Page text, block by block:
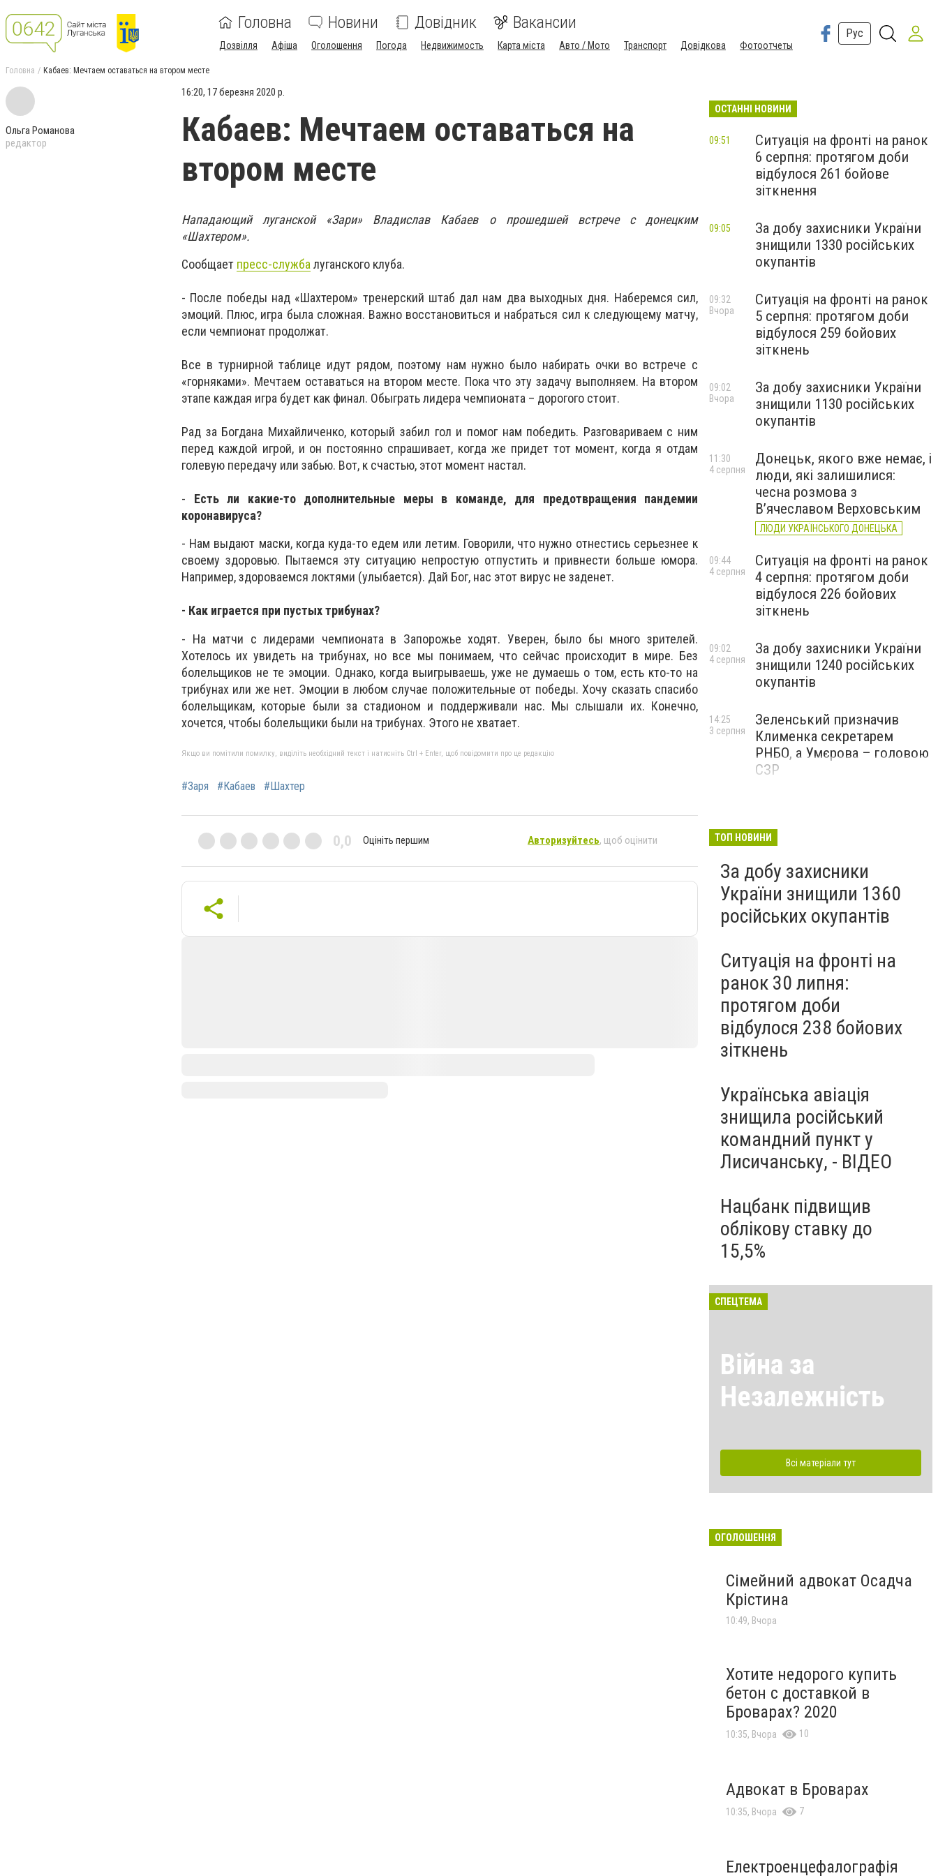
Головна Новини Довідник Вакансии
Дозвілля Афіша Оголошення Погода Недвижимость Карта міста Авто / Мото Транспорт Довідкова Фотоотчеты
Рус
Головна Кабаев: Мечтаем оставаться на втором месте
Ольга Романова
редактор
16:20, 17 березня 2020 р.
Кабаев: Мечтаем оставаться на
втором месте
Нападающий луганской «Зари» Владислав Кабаев о прошедшей встрече с донецким
«Шахтером».
Сообщает пресс-служба луганского клуба.
- После победы над «Шахтером» тренерский штаб дал нам два выходных дня. Наберемся сил,
эмоций. Плюс, игра была сложная. Важно восстановиться и набраться сил к следующему матчу,
если чемпионат продолжат.
Все в турнирной таблице идут рядом, поэтому нам нужно было набирать очки во встрече с
«горняками». Мечтаем оставаться на втором месте. Пока что эту задачу выполняем. На втором
этапе каждая игра будет как финал. Обыграть лидера чемпионата – дорогого стоит.
Рад за Богдана Михайличенко, который забил гол и помог нам победить. Разговариваем с ним
перед каждой игрой, и он постоянно спрашивает, когда же придет тот момент, когда я отдам
голевую передачу или забью. Вот, к счастью, этот момент настал.
- Есть ли какие-то дополнительные меры в команде, для предотвращения пандемии
коронавируса?
- Нам выдают маски, когда куда-то едем или летим. Говорили, что нужно отнестись серьезнее к
своему здоровью. Пытаемся эту ситуацию непростую отпустить и привнести больше юмора.
Например, здороваемся локтями (улыбается). Дай Бог, нас этот вирус не заденет.
- Как играется при пустых трибунах?
- На матчи с лидерами чемпионата в Запорожье ходят. Уверен, было бы много зрителей.
Хотелось их увидеть на трибунах, но все мы понимаем, что сейчас происходит в мире. Без
болельщиков не те эмоции. Однако, когда выигрываешь, уже не думаешь о том, есть кто-то на
трибунах или же нет. Эмоции в любом случае положительные от победы. Хочу сказать спасибо
болельщикам, которые были за стадионом и поддерживали нас. Мы слышали их. Конечно,
хочется, чтобы болельщики были на трибунах. Этого не хватает.
Якщо ви помітили помилку, виділіть необхідний текст і натисніть Ctrl + Enter, щоб повідомити про це редакцію
#Заря #Кабаев #Шахтер
0,0 Оцініть першим Авторизуйтесь, щоб оцінити
ОСТАННІ НОВИНИ
Ситуація на фронті на ранок
6 серпня: протягом доби
відбулося 261 бойове
зіткнення
09:51
За добу захисники України
знищили 1330 російських
окупантів
09:05
Ситуація на фронті на ранок
5 серпня: протягом доби
відбулося 259 бойових
зіткнень
09:32
Вчора
За добу захисники України
знищили 1130 російських
окупантів
09:02
Вчора
Донецьк, якого вже немає, і
люди, які залишилися:
чесна розмова з
В’ячеславом Верховським
ЛЮДИ УКРАЇНСЬКОГО ДОНЕЦЬКА
11:30
4 серпня
Ситуація на фронті на ранок
4 серпня: протягом доби
відбулося 226 бойових
зіткнень
09:44
4 серпня
За добу захисники України
знищили 1240 російських
окупантів
09:02
4 серпня
Зеленський призначив
Клименка секретарем
РНБО, а Умєрова – головою
СЗР
14:25
3 серпня
ТОП НОВИНИ
За добу захисники
України знищили 1360
російських окупантів
Ситуація на фронті на
ранок 30 липня:
протягом доби
відбулося 238 бойових
зіткнень
Українська авіація
знищила російський
командний пункт у
Лисичанську, - ВІДЕО
Нацбанк підвищив
облікову ставку до
15,5%
СПЕЦТЕМА
Війна за
Незалежність
Всі матеріали тут
ОГОЛОШЕННЯ
Сімейний адвокат Осадча
Крістина
10:49, Вчора
Хотите недорого купить
бетон с доставкой в
Броварах? 2020
10:35, Вчора 10
Адвокат в Броварах
10:35, Вчора 7
Електроенцефалографія